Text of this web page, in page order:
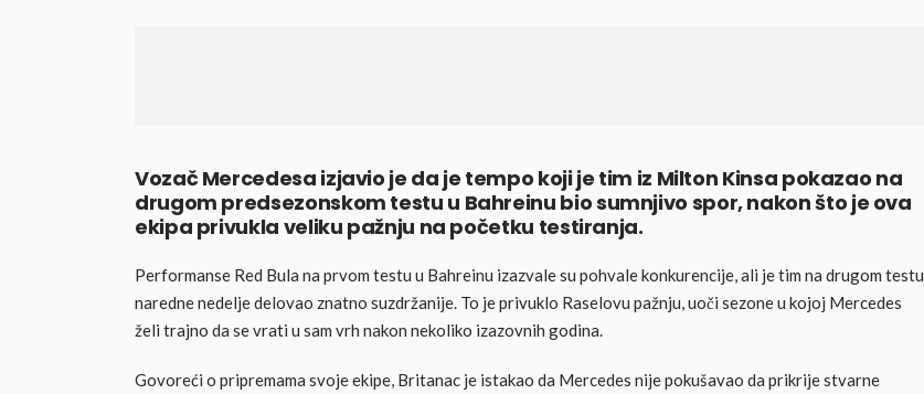
Vozač Mercedesa izjavio je da je tempo koji je tim iz Milton Kinsa pokazao na
drugom predsezonskom testu u Bahreinu bio sumnjivo spor, nakon što je ova
ekipa privukla veliku pažnju na početku testiranja.
Performanse Red Bula na prvom testu u Bahreinu izazvale su pohvale konkurencije, ali je tim na drugom testu
naredne nedelje delovao znatno suzdržanije. To je privuklo Raselovu pažnju, uoči sezone u kojoj Mercedes
želi trajno da se vrati u sam vrh nakon nekoliko izazovnih godina.
Govoreći o pripremama svoje ekipe, Britanac je istakao da Mercedes nije pokušavao da prikrije stvarne